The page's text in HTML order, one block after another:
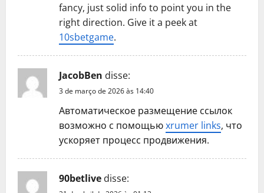
fancy, just solid info to point you in the
right direction. Give it a peek at
10sbetgame.
JacobBen disse:
3 de março de 2026 às 14:40
Автоматическое размещение ссылок
возможно с помощьюxrumer links, что
ускоряет процесс продвижения.
90betlive disse: